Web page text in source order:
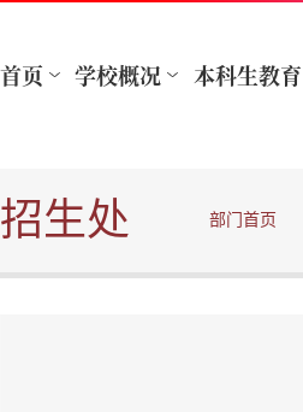
招生处 部门首页